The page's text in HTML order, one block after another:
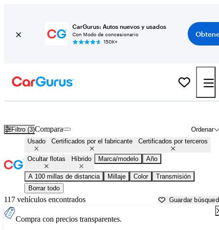
CarGurus: Autos nuevos y usados
Con Modo de concesionario
150K+
Filtro (3) Ordenar
Compara
Usado Certificados por el fabricante Certificados por terceros
Ocultar flotas Híbrido Marca/modelo Año
A 100 millas de distancia Millaje Color
Transmisión
Borrar todo
117 vehículos encontrados Guardar
Compra con precios transparentes.